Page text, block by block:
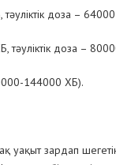
доза –
тәуліктік доза –
144000 ХБ).
уақыт зардап